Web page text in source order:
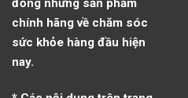
đồng những sản phẩm
chính hãng về chăm sóc
sức khỏe hàng đầu hiện
nay.